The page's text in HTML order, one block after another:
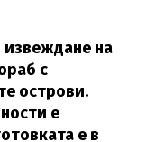
извеждане на
с
острови.
е
е в